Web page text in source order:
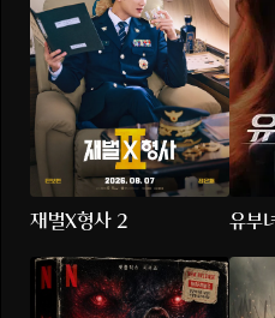
재벌X형사 2 유부